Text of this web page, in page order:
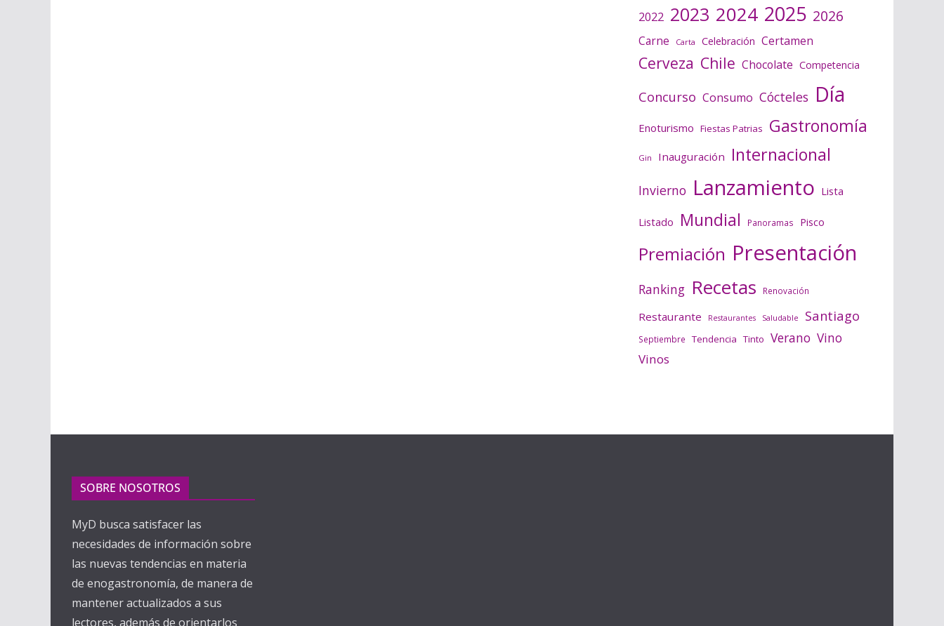
2022 2023 2024 2025 2026
Carne Carta Celebración Certamen
Cerveza Chile Chocolate Competencia
Concurso Consumo Cócteles Día
Enoturismo Fiestas Patrias Gastronomía
Gin Inauguración Internacional
Invierno Lanzamiento Lista
Listado Mundial Panoramas Pisco
Premiación Presentación
Ranking Recetas Renovación
Restaurante Restaurantes Saludable Santiago
Septiembre Tendencia Tinto Verano Vino
Vinos
SOBRE NOSOTROS
MyD busca satisfacer las
necesidades de información sobre
las nuevas tendencias en materia
de enogastronomía, de manera de
mantener actualizados a sus
lectores, además de orientarlos